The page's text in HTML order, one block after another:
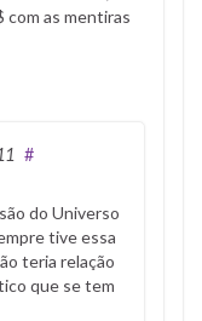
com as mentiras
#
do Universo
tive essa
teria relação
que se tem